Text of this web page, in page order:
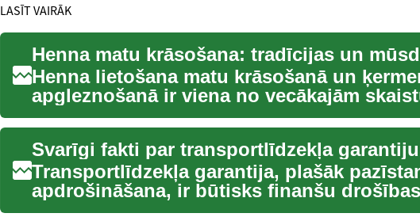
LASĪT VAIRĀK
Henna matu krāsošana: tradīcijas un
Henna lietošana matu krāsošanā un
apgleznošanā ir viena no vecākajām
pasaulē, kas saglabāju...
Svarīgi fakti par transportlīdzekļa garantiju
Transportlīdzekļa garantija, plašāk
apdrošināšana, ir būtisks finanšu
autova...